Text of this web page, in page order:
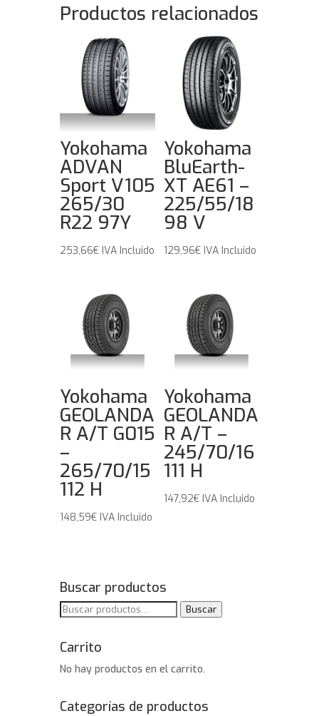
Productos relacionados
Yokohama
ADVAN
Sport V105
265/30
R22 97Y
253,66€ IVA Incluido
Yokohama
BluEarth-
XT AE61 –
225/55/18
98 V
129,96€ IVA Incluido
Yokohama
GEOLANDA
R A/T G015
–
265/70/15
112 H
148,59€ IVA Incluido
Yokohama
GEOLANDA
R A/T –
245/70/16
111 H
147,92€ IVA Incluido
Buscar productos
Buscar
Buscar
Carrito
No hay productos en el carrito.
Categorías de productos